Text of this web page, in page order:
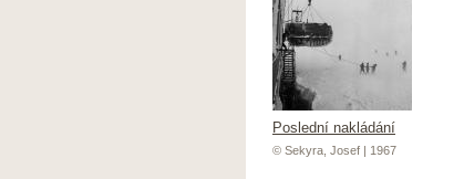
Poslední nakládání
© Sekyra, Josef | 1967